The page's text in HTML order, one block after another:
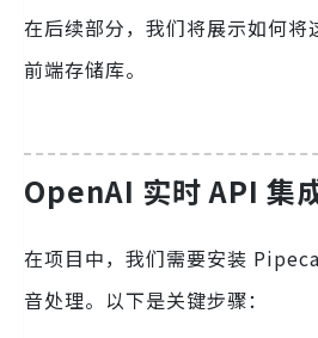
在后续部分，我们将展示如何将
前端存储库。
OpenAI 实时 API 集
在项目中，我们需要安装
音处理。以下是关键步骤：